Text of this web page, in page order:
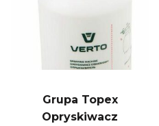
Grupa Topex
Opryskiwacz